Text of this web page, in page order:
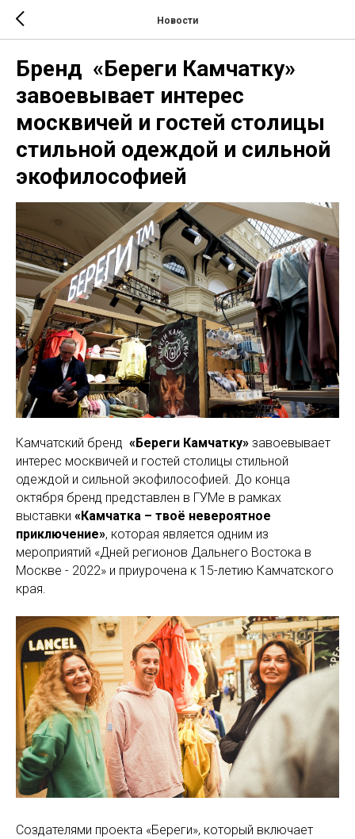
Новости
Бренд «Береги Камчатку»
завоевывает интерес
москвичей и гостей столицы
стильной одеждой и сильной
экофилософией
Камчатский бренд «Береги Камчатку» завоевывает
интерес москвичей и гостей столицы стильной
одеждой и сильной экофилософией. До конца
октября бренд представлен в ГУМе в рамках
выставки «Камчатка – твоё невероятное
приключение», которая является одним из
мероприятий «Дней регионов Дальнего Востока в
Москве - 2022» и приурочена к 15-летию Камчатского
края.
Создателями проекта «Береги», который включает